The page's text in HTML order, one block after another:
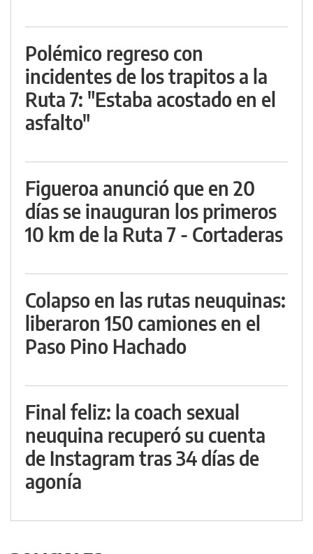
Polémico regreso con
incidentes de los trapitos a la
Ruta 7: "Estaba acostado en el
asfalto"
Figueroa anunció que en 20
días se inauguran los primeros
10 km de la Ruta 7 - Cortaderas
Colapso en las rutas neuquinas:
liberaron 150 camiones en el
Paso Pino Hachado
Final feliz: la coach sexual
neuquina recuperó su cuenta
de Instagram tras 34 días de
agonía